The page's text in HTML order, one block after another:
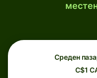
Среден
C$1